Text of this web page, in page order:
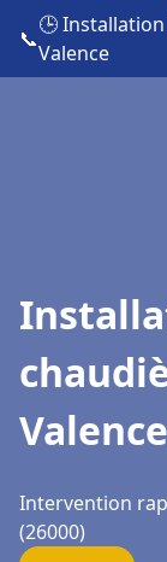
📞
🕒
Valence
Valence
Intervention
(26000)